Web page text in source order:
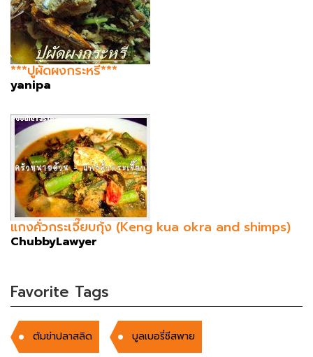
***ปูผัดผงกระหรี่***
yanipa
แกงคั่วกระเจี๊ยบกุ้ง (Keng kua okra and shimps)
ChubbyLawyer
Favorite Tags
ต้มข่าปลาสลิด บูลเบอรี่ชีสพาย